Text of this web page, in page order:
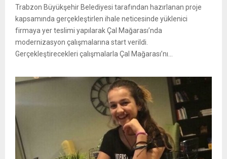
Trabzon Büyükşehir Belediyesi tarafından hazırlanan proje
kapsamında gerçekleştirlen ihale neticesinde yüklenici
firmaya yer teslimi yapılarak Çal Mağarası’nda
modernizasyon çalışmalarına start verildi.
Gerçekleştirecekleri çalışmalarla Çal Mağarası’nı...